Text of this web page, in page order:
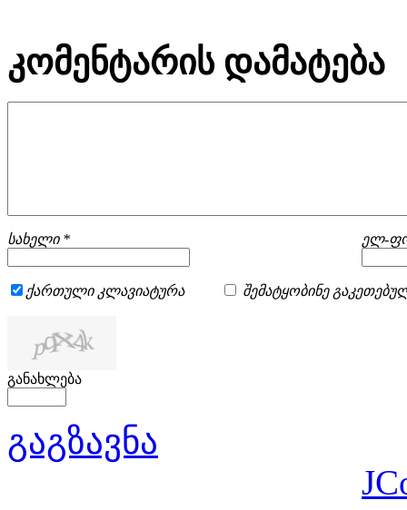
კომენტარის დამატება
სახელი * ელ-
ქართული კლავიატურა შემატყობინე
განახლება
გაგზავნა